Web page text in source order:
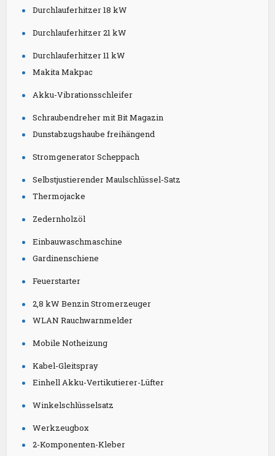
Durchlauferhitzer 18 kW
Durchlauferhitzer 21 kW
Durchlauferhitzer 11 kW
Makita Makpac
Akku-Vibrationsschleifer
Schraubendreher mit Bit Magazin
Dunstabzugshaube freihängend
Stromgenerator Scheppach
Selbstjustierender Maulschlüssel-Satz
Thermojacke
Zedernholzöl
Einbauwaschmaschine
Gardinenschiene
Feuerstarter
2,8 kW Benzin Stromerzeuger
WLAN Rauchwarnmelder
Mobile Notheizung
Kabel-Gleitspray
Einhell Akku-Vertikutierer-Lüfter
Winkelschlüsselsatz
Werkzeugbox
2-Komponenten-Kleber